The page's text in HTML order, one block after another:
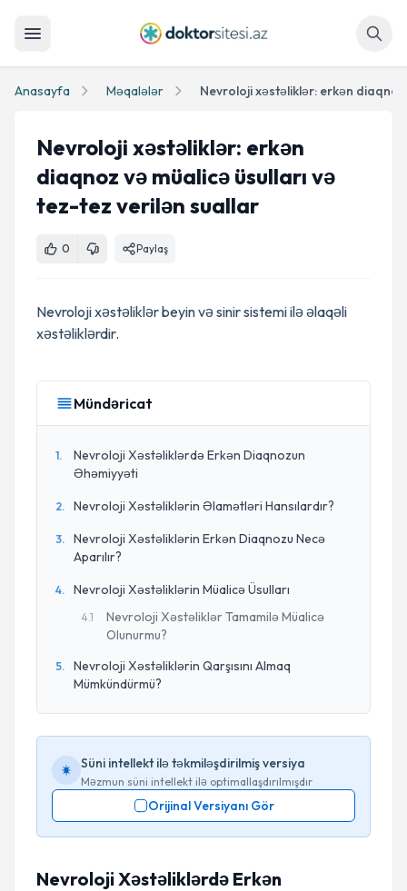
Anasayfa Məqalələr
Nevroloji xəstəliklər: erkən
diaqnoz və müalicə üsulları və
tez-tez verilən suallar
0 Paylaş
Nevroloji xəstəliklər beyin və sinir sistemi ilə əlaqəli
xəstəliklərdir.
Mündəricat
1.
Nevroloji Xəstəliklərdə Erkən Diaqnozun
Əhəmiyyəti
2. Nevroloji Xəstəliklərin Əlamətləri Hansılardır?
3.
Nevroloji Xəstəliklərin Erkən Diaqnozu Necə
Aparılır?
4. Nevroloji Xəstəliklərin Müalicə Üsulları
4.1
Nevroloji Xəstəliklər Tamamilə Müalicə
Olunurmu?
5.
Nevroloji Xəstəliklərin Qarşısını Almaq
Mümkündürmü?
Süni intellekt ilə təkmiləşdirilmiş versiya
Məzmun süni intellekt ilə optimallaşdırılmışdır
Orijinal Versiyanı Gör
Nevroloji Xəstəliklərdə Erkən